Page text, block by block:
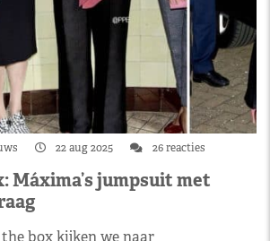
22 aug 2025 26 reacties
Máxima’s jumpsuit met
box kijken we naar